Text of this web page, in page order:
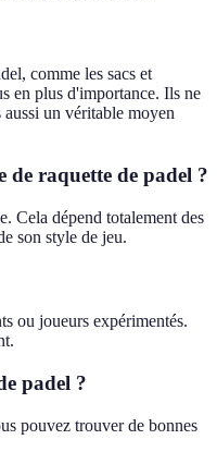
comme les sacs et
en plus d'importance. Ils ne
un véritable moyen
de raquette de padel ?
Cela dépend totalement des
son style de jeu.
ou joueurs expérimentés.
padel ?
pouvez trouver de bonnes